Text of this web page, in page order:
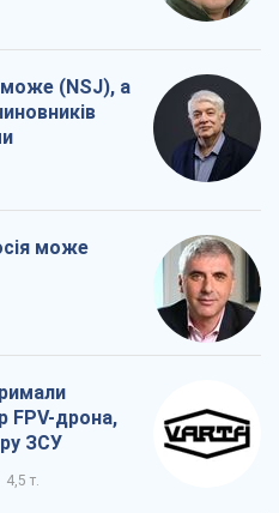
(NSJ), а
може
FPV-дрона,
ЗСУ
4,5 т.